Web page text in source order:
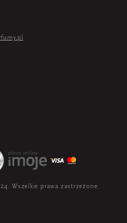
Wszelkie prawa zastrzeżone.